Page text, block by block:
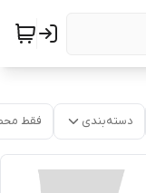
دسته‌بندی فقط